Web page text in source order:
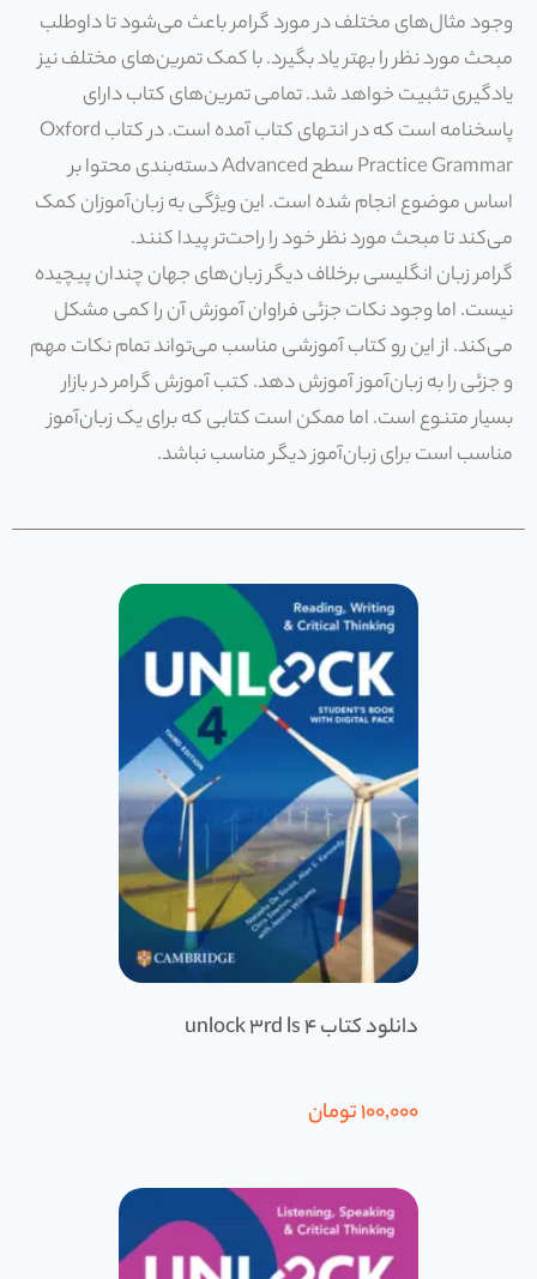
وجود مثال‌های مختلف در مورد گرامر باعث می‌شود تا داوطلب
مبحث مورد نظر را بهتر یاد بگیرد. با کمک تمرین‌های مختلف نیز
یادگیری تثبیت خواهد شد. تمامی تمرین‌های کتاب دارای
پاسخنامه است که در انتهای کتاب آمده است. در کتاب Oxford
Practice Grammar سطح Advanced دسته‌بندی محتوا بر
اساس موضوع انجام شده است. این ویژگی به زبان‌آموزان کمک
می‌کند تا مبحث مورد نظر خود را راحت‌تر پیدا کنند.
گرامر زبان انگلیسی برخلاف دیگر زبان‌های جهان چندان پیچیده
نیست. اما وجود نکات جزئی فراوان آموزش آن را کمی مشکل
می‌کند. از این رو کتاب آموزشی مناسب می‌تواند تمام نکات مهم
و جزئی را به زبان‌آموز آموزش دهد. کتب آموزش گرامر در بازار
بسیار متنوع است. اما ممکن است کتابی که برای یک زبان‌آموز
مناسب است برای زبان‌آموز دیگر مناسب نباشد.
دانلود کتاب 4 unlock 3rd ls
100,000تومان